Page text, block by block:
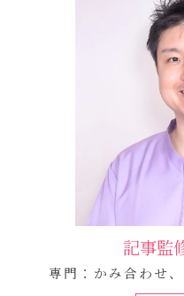
記事監
専門：かみ合わせ